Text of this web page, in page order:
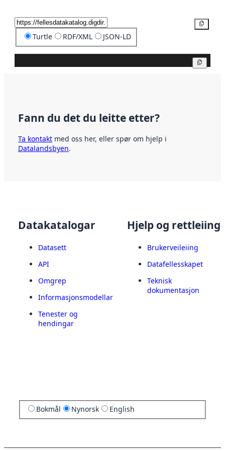
Turtle RDF/XML JSON-LD
Fann du det du leitte etter?
Ta kontakt med oss her, eller spør om hjelp i
Datalandsbyen.
Datakatalogar
Datasett
API
Omgrep
Informasjonsmodellar
Tenester og
hendingar
Hjelp og rettleiing
Brukerveileiing
Datafellesskapet
Teknisk
dokumentasjon
Bokmål Nynorsk English